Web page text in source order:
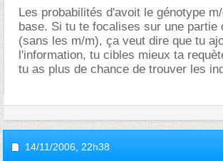
Les probabilités d'avoit le génotype
base. Si tu te focalises sur une partie
(sans les m/m), ça veut dire que tu
l'information, tu cibles mieux ta
tu as plus de chance de trouver les
14/11/2006, 22h38